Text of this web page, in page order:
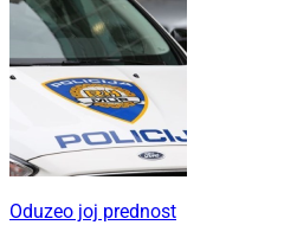
Oduzeo joj prednost